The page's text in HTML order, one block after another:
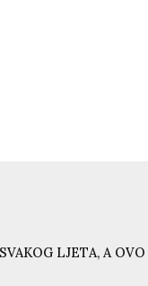
LJETA, A